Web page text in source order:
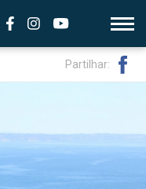
Partilhar: